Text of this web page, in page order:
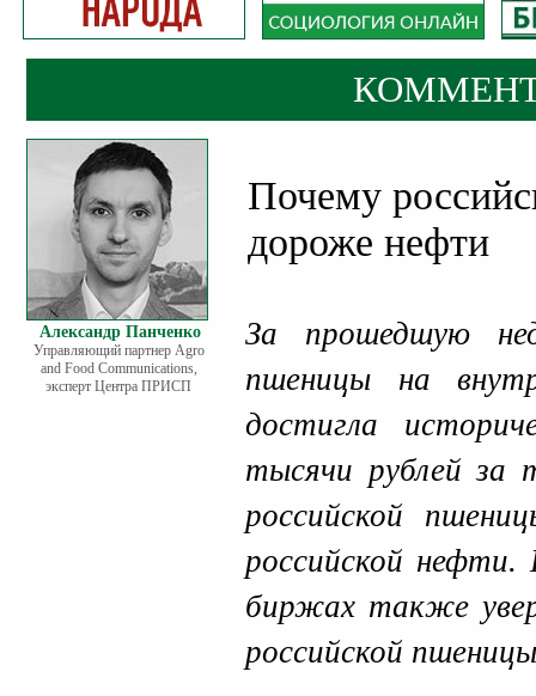
Александр Панченко
Управляющий партнер Agro
and Food Communications,
эксперт Центра ПРИСП
Почему
дороже нефти
За прошедшую
пшеницы на
достигла
тысячи рублей за
российской
российской
биржах также
российской